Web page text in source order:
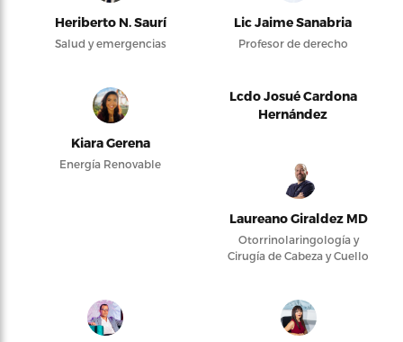
Heriberto N. Saurí
Salud y emergencias
Lic Jaime Sanabria
Profesor de derecho
Kiara Gerena
Energía Renovable
Lcdo Josué Cardona
Hernández
Laureano Giraldez MD
Otorrinolaringología y
Cirugía de Cabeza y Cuello